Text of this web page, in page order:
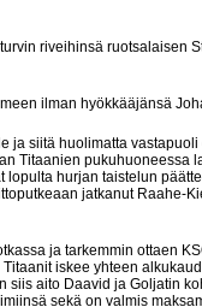
riveihinsä ruotsalaisen
ilman hyökkääjänsä
ja siitä huolimatta
Titaanien pukuhuoneessa
hurjan taistelun
jatkanut Raahe-
ja tarkemmin ottaen
iskee yhteen
aito Daavid ja Goljatin
sekä on valmis